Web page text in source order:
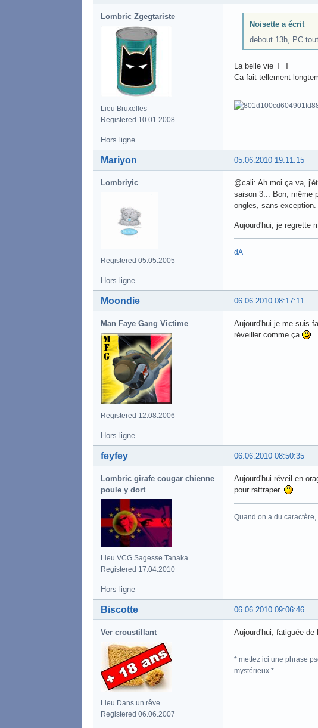
Lombric Zgegtariste
Lieu Bruxelles
Registered 10.01.2008
Noisette a écrit
debout 13h, PC
La belle vie T_T
Ca fait tellement
Hors ligne
05.06.2010 19:11:15
Mariyon
Lombriyic
Registered 05.05.2005
@cali: Ah moi ça va,
saison 3... Bon, même
ongles, sans exception.
Aujourd'hui, je regrette
dA
Hors ligne
06.06.2010 08:17:11
Moondie
Man Faye Gang Victime
Registered 12.08.2006
Aujourd'hui je me suis
réveiller comme ça
Hors ligne
06.06.2010 08:50:35
feyfey
Lombric girafe cougar chienne
poule y dort
Lieu VCG Sagesse Tanaka
Registered 17.04.2010
Aujourd'hui réveil en
pour rattraper.
Quand on a du
Hors ligne
06.06.2010 09:06:46
Biscotte
Ver croustillant
Lieu Dans un rêve
Registered 06.06.2007
Aujourd'hui, fatiguée
* mettez ici une phrase
mystérieux *